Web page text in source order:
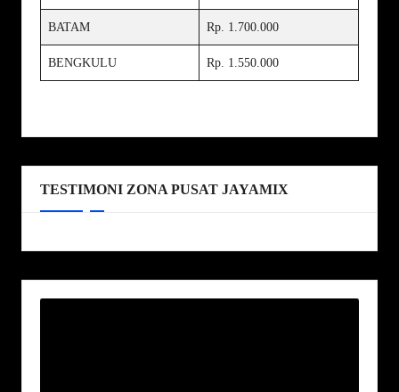
BATAM Rp. 1.700.000
BENGKULU Rp. 1.550.000
TESTIMONI ZONA PUSAT JAYAMIX